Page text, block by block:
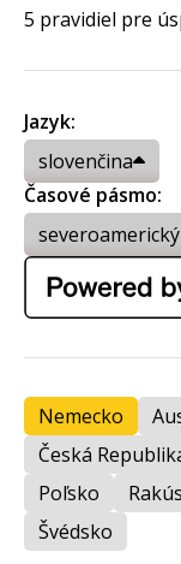
5 pravidiel pre
Jazyk:
slovenčina
Časové pásmo:
Nemecko
Česká
Poľsko
Švédsko